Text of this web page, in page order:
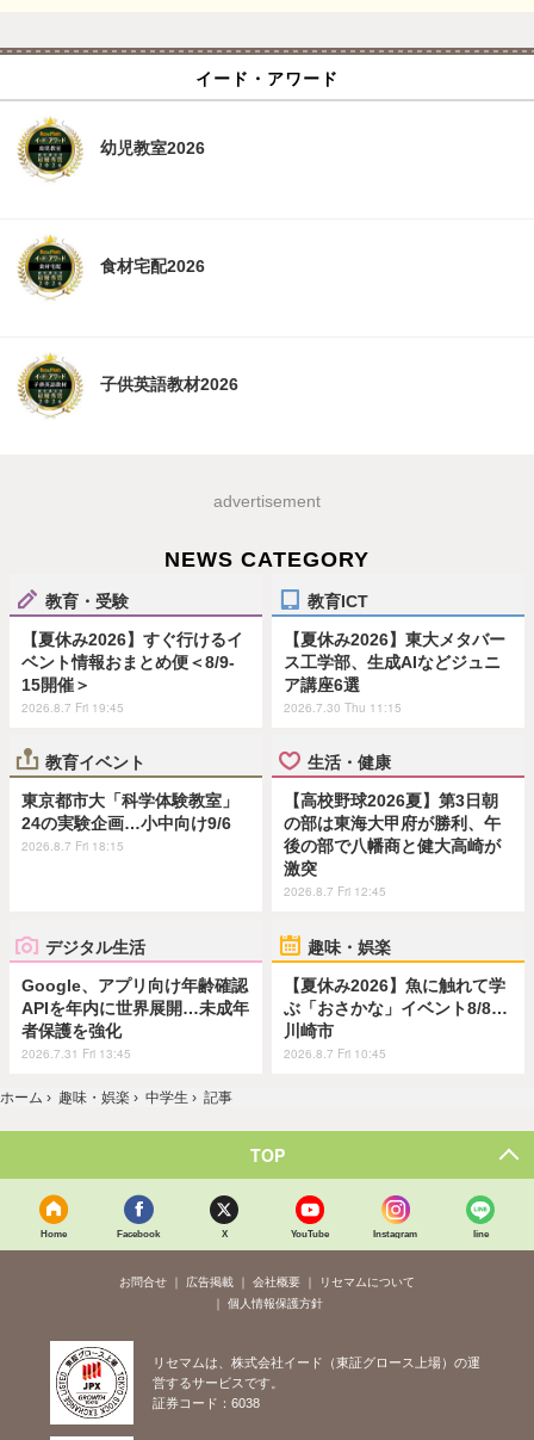
イード・アワード
幼児教室2026
食材宅配2026
子供英語教材2026
advertisement
NEWS CATEGORY
教育・受験
【夏休み2026】すぐ行けるイ
ベント情報おまとめ便＜8/9-
15開催＞
2026.8.7 Fri 19:45
教育ICT
【夏休み2026】東大メタバー
ス工学部、生成AIなどジュニ
ア講座6選
2026.7.30 Thu 11:15
教育イベント
東京都市大「科学体験教室」
24の実験企画…小中向け9/6
2026.8.7 Fri 18:15
生活・健康
【高校野球2026夏】第3日朝
の部は東海大甲府が勝利、午
後の部で八幡商と健大高崎が
激突
2026.8.7 Fri 12:45
デジタル生活
Google、アプリ向け年齢確認
APIを年内に世界展開…未成年
者保護を強化
2026.7.31 Fri 13:45
趣味・娯楽
【夏休み2026】魚に触れて学
ぶ「おさかな」イベント8/8…
川崎市
2026.8.7 Fri 10:45
ホーム › 趣味・娯楽 › 中学生 › 記事
TOP
Home Facebook X YouTube Instagram line
お問合せ 広告掲載 会社概要
リセマムについて
個人情報保護方針
リセマムは、株式会社イード（東証グロース上場）の運
営するサービスです。
証券コード：6038